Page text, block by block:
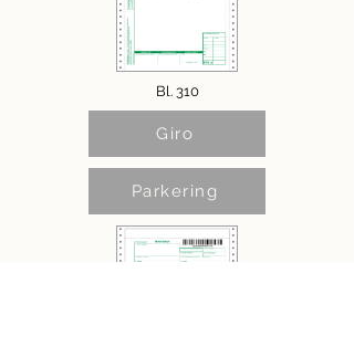
Bl. 310
Giro
Parkering